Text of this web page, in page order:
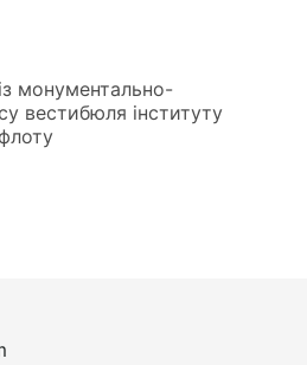
монументально-
вестибюля інституту